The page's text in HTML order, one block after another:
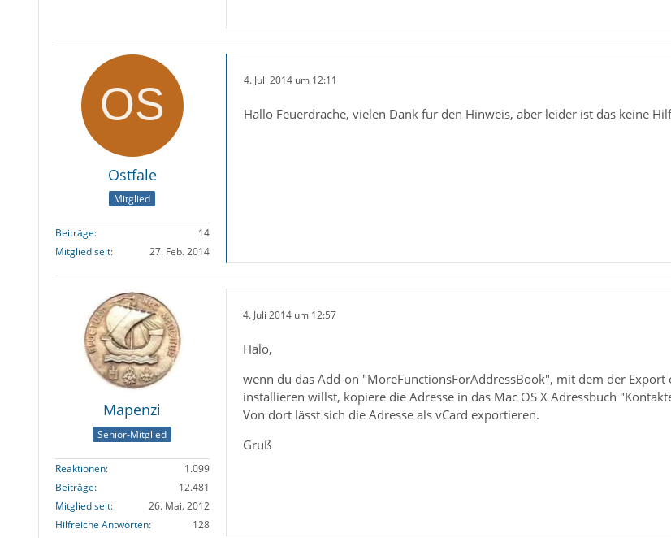
Ostfale
Mitglied
Beiträge
14
Mitglied seit
27. Feb. 2014
4. Juli 2014 um 12:11
Hallo Feuerdrache, vielen Dank für den Hinweis, aber leider ist das keine
Mapenzi
Senior-Mitglied
Reaktionen
1.099
Beiträge
12.481
Mitglied seit
26. Mai. 2012
Hilfreiche Antworten
128
4. Juli 2014 um 12:57
Halo,
wenn du das Add-on "MoreFunctionsForAddressBook", mit dem der
installieren willst, kopiere die Adresse in das Mac OS X Adressbuch
Von dort lässt sich die Adresse als vCard exportieren.
Gruß